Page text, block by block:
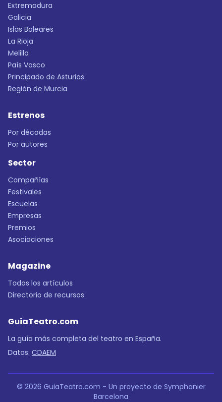
Extremadura
Galicia
Islas Baleares
La Rioja
Melilla
País Vasco
Principado de Asturias
Región de Murcia
Estrenos
Por décadas
Por autores
Sector
Compañías
Festivales
Escuelas
Empresas
Premios
Asociaciones
Magazine
Todos los artículos
Directorio de recursos
GuiaTeatro.com
La guía más completa del teatro en España.
Datos: CDAEM
© 2026 GuiaTeatro.com - Un proyecto de Symphonier
Barcelona